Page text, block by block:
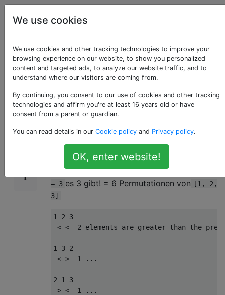
Programmierrätsel
& Code Golf
Berechnen Sie die
Eulersche Zahl
der Permutationen, [1, 2, ..., n] bei denen
genau
Elemente größer als das vorherige
Element sind. Diese werden auch als
Aufstiege bezeichnet. Zum Beispiel, wenn
= 3 es 3 gibt! = 6 Permutationen von
[1, 2,
3]
1 2 3
< <  2 elements are greater than the
1 3 2
< >  1 ...
2 1 3
> <  1 ...
We use cookies
We use cookies and other tracking technologies to improve your
browsing experience on our website, to show you personalized
content and targeted ads, to analyze our website traffic, and to
understand where our visitors are coming from.
By continuing, you consent to our use of cookies and other tracking
technologies and affirm you're at least 16 years old or have
consent from a parent or guardian.
You can read details in our Cookie policy and Privacy policy.
OK, enter website!